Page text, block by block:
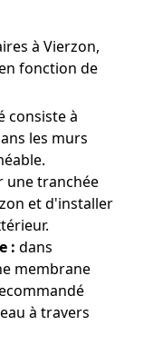
à Vierzon,
fonction de
consiste à
les murs
une tranchée
et d'installer
: dans
membrane
à travers